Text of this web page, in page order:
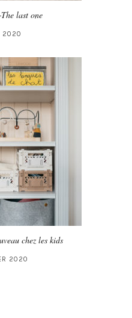
last one
2020
chez les kids
2020